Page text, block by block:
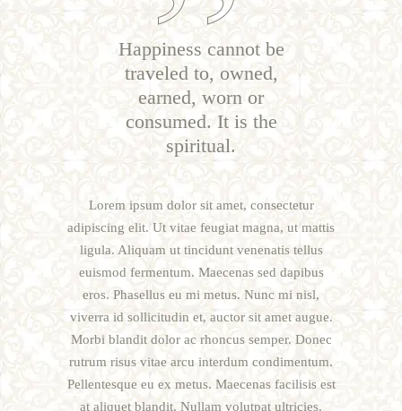
Happiness cannot be
traveled to, owned,
earned, worn or
consumed. It is the
spiritual.
Lorem ipsum dolor sit amet, consectetur
adipiscing elit. Ut vitae feugiat magna, ut mattis
ligula. Aliquam ut tincidunt venenatis tellus
euismod fermentum. Maecenas sed dapibus
eros. Phasellus eu mi metus. Nunc mi nisl,
viverra id sollicitudin et, auctor sit amet augue.
Morbi blandit dolor ac rhoncus semper. Donec
rutrum risus vitae arcu interdum condimentum.
Pellentesque eu ex metus. Maecenas facilisis est
at aliquet blandit. Nullam volutpat ultricies.